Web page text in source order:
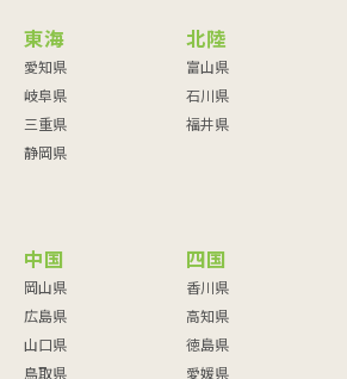
東海
愛知県
岐阜県
三重県
静岡県
北陸
富山県
石川県
福井県
中国
岡山県
広島県
山口県
鳥取県
四国
香川県
高知県
徳島県
愛媛県